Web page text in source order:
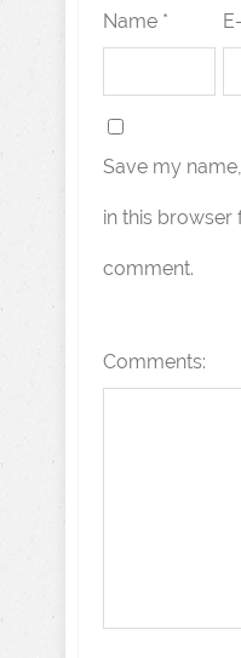
Name *
Save my
in this browser
comment.
Comments: